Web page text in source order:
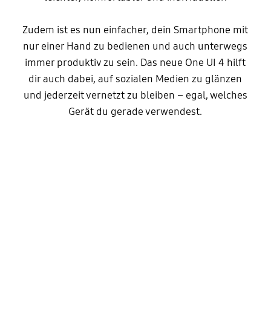
Zudem ist es nun einfacher, dein Smartphone mit
nur einer Hand zu bedienen und auch unterwegs
immer produktiv zu sein. Das neue One UI 4 hilft
dir auch dabei, auf sozialen Medien zu glänzen
und jederzeit vernetzt zu bleiben – egal, welches
Gerät du gerade verwendest.